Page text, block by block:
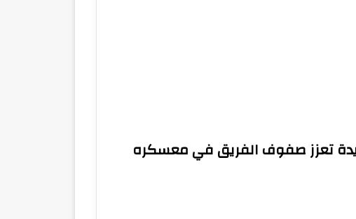
تعزز صفوف الفريق في معسكره